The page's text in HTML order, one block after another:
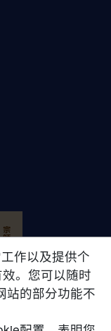
台
作以及提供个
。您可以随时
站的部分功能不